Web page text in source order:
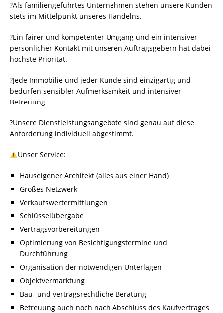
?Als familiengeführtes Unternehmen stehen unsere Kunden
stets im Mittelpunkt unseres Handelns.
?Ein fairer und kompetenter Umgang und ein intensiver
persönlicher Kontakt mit unseren Auftragsgebern hat dabei
höchste Priorität.
?Jede Immobilie und jeder Kunde sind einzigartig und
bedürfen sensibler Aufmerksamkeit und intensiver
Betreuung.
?Unsere Dienstleistungsangebote sind genau auf diese
Anforderung individuell abgestimmt.
Unser Service:
Hauseigener Architekt (alles aus einer Hand)
Großes Netzwerk
Verkaufswertermittlungen
Schlüsselübergabe
Vertragsvorbereitungen
Optimierung von Besichtigungstermine und
Durchführung
Organisation der notwendigen Unterlagen
Objektvermarktung
Bau- und vertragsrechtliche Beratung
Betreuung auch noch nach Abschluss des Kaufvertrages